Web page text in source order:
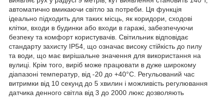
автоматично вмикаючи світло за потреби. Ця функція
ідеально підходить для таких місць, як коридори, сходові
клітки, входи в будинки або входи в гаражі, забезпечуючи
безпеку та комфорт користувачів. Світильник відповідає
стандарту захисту IP54, що означає високу стійкість до пилу
та води, що має вирішальне значення для використання на
вулиці. Крім того, виріб може працювати в дуже широкому
діапазоні температур, від -20 до +40°С. Регульований час
витримки від 10 секунд до 5 хвилин і можливість регулювання
датчика денного світла від 3 до 2000 люкс дозволяють